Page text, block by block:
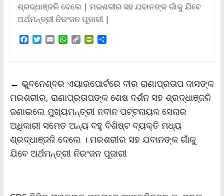
ଶ୍ରଦ୍ଧାଞ୍ଜଳି ଦେଲେ | ମରଶରୀର ସହ ଯବାନଙ୍କ ଗାଁକୁ ଯିବେ
ଅର୍ଥମନ୍ତ୍ରୀ ନିରଂଜନ ପୂଜାରୀ |
F
o
o
k
T
e
r
E
W
A
p
p
C
i
n
k
P
F
r
i
e
n
d
l
S
← ଭୁବନେଶ୍ବର ଏୟାରପୋର୍ଟରେ ବୀର ରାଣାପ୍ରତାପ ଦାସଙ୍କ
ମରଶରୀର, ରାଣାପ୍ରତାପଙ୍କ ଶେଷ ଦର୍ଶନ ସହ ଶ୍ରଦ୍ଧାଞ୍ଜଳି
ଜଣାଇଲେ ମୁଖ୍ୟମନ୍ତ୍ରୀ ନବୀନ ପଟ୍ଟନାୟକ ସେନାର
ଅଧିକାରୀ ସମେତ ଅନ୍ୟ ବହୁ ବିଶିଷ୍ଟ ବ୍ୟକ୍ତି ମଧ୍ୟ
ଶ୍ରଦ୍ଧାଞ୍ଜଳି ଦେଲେ । ମରଶରୀର ସହ ଯବାନଙ୍କ ଗାଁକୁ
ଯିବେ ଅର୍ଥମନ୍ତ୍ରୀ ନିରଂଜନ ପୂଜାରୀ